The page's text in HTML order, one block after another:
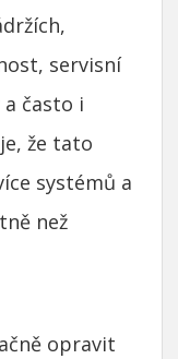
servisní
často i
že tato
systémů a
než
opravit